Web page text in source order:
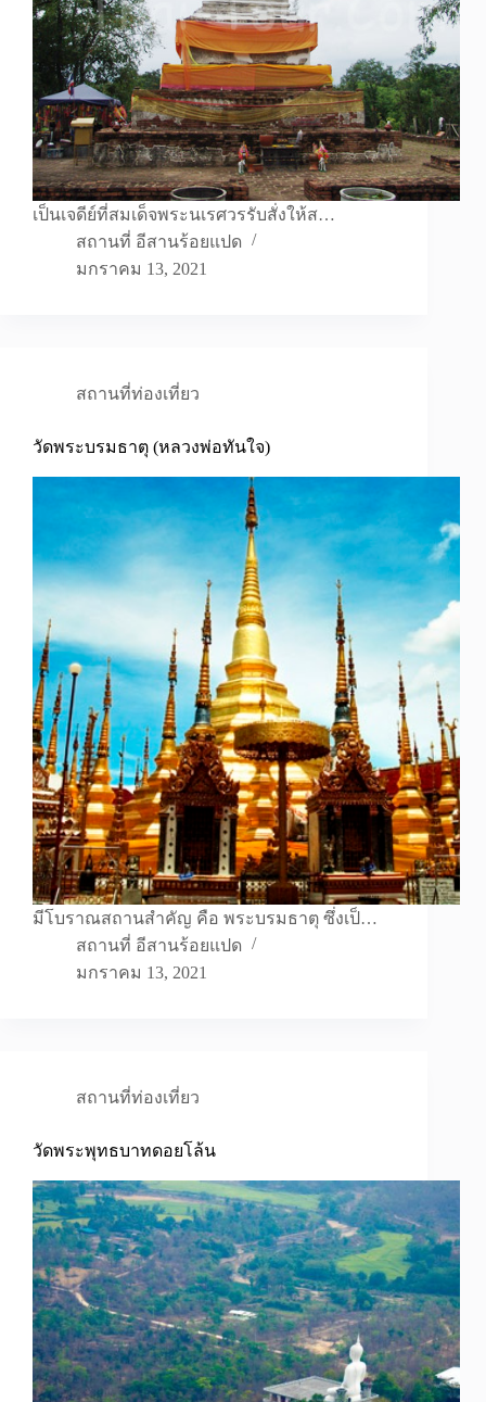
เป็นเจดีย์ที่สมเด็จพระนเรศวรรับสั่งให้ส…
สถานที่ อีสานร้อยแปด
มกราคม 13, 2021
สถานที่ท่องเที่ยว
วัดพระบรมธาตุ (หลวงพ่อทันใจ)
มีโบราณสถานสำคัญ คือ พระบรมธาตุ ซึ่งเป็…
สถานที่ อีสานร้อยแปด
มกราคม 13, 2021
สถานที่ท่องเที่ยว
วัดพระพุทธบาทดอยโล้น